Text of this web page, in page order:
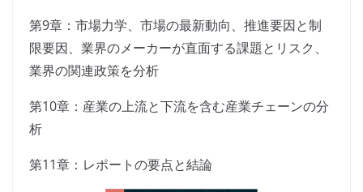
第9章：市場力学、市場の最新動向、推進要因と制
限要因、業界のメーカーが直面する課題とリスク、
業界の関連政策を分析
第10章：産業の上流と下流を含む産業チェーンの分
析
第11章：レポートの要点と結論